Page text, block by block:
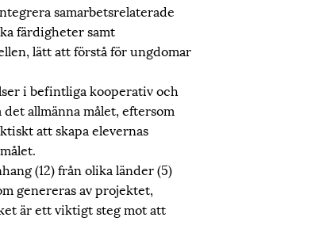
samarbetsrelaterade
färdigheter samt
lätt att förstå för ungdomar
i befintliga kooperativ och
allmänna målet, eftersom
att skapa elevernas
(12) från olika länder (5)
genereras av projektet,
är ett viktigt steg mot att